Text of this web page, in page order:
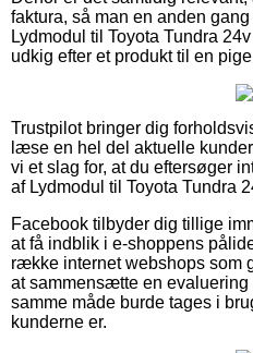
faktura, så man en anden
Lydmodul til Toyota Tundra
udkig efter et produkt til en
Trustpilot bringer dig
læse en hel del aktuelle
vi et slag for, at du eftersøger
af Lydmodul til Toyota Tundra
Facebook tilbyder dig tillige
at få indblik i e-shoppens
række internet webshops som
at sammensætte en
samme måde burde tages i
kunderne er.